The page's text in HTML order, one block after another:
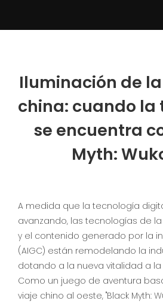
Iluminación de
china: cuando la
se encuentra
Myth:
A medida que la tecnología
avanzando, las tecnologías de la
y el contenido generado por la
(AIGC) están remodelando la
dotando a la nueva vitalidad a
Como un juego de aventura
viaje chino al oeste, "Black Myth: